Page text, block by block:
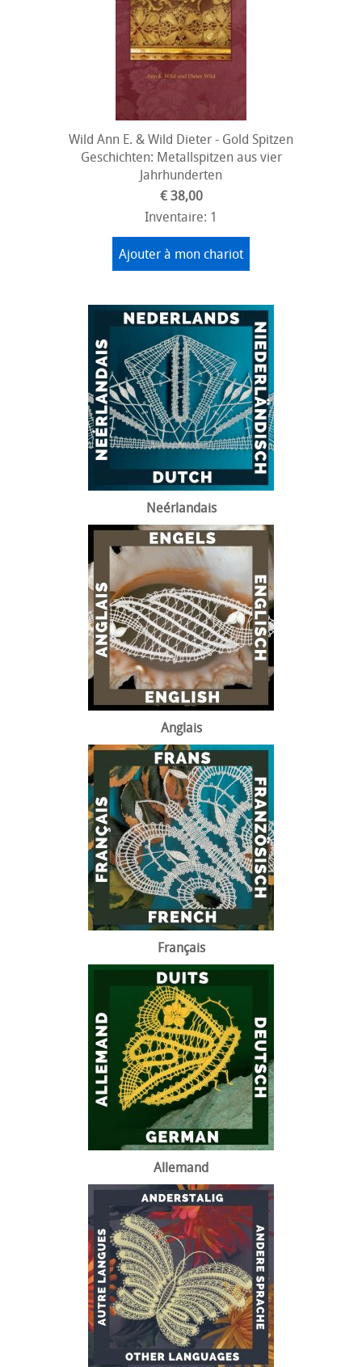
Wild Ann E. & Wild Dieter - Gold Spitzen
Geschichten: Metallspitzen aus vier
Jahrhunderten
€ 38,00
Inventaire: 1
Ajouter à mon chariot
Neérlandais
Anglais
Français
Allemand